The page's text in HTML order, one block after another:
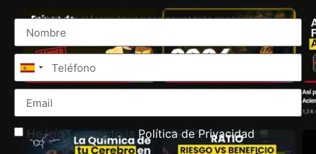
Completa el formulario para apuntarte gratuitamente
Spain
+34
He leído y acepto la Política de Privacidad